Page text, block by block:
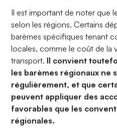
Il est important de noter que
selon les régions. Certains
barèmes spécifiques tenant
locales, comme le coût de la
transport. Il convient
les barèmes régionaux ne
régulièrement, et que
peuvent appliquer des
favorables que les
régionales.